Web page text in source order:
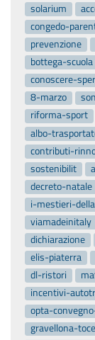
solarium
congedo-
prevenzione
bottega-scuola
conoscere-
8-marzo
riforma-sport
albo-
contributi-
sostenibilit
decreto-natale
i-mestieri-
viamadeinitaly
dichiarazione
elis-piaterra
dl-ristori
incentivi-
opta-
gravellona-toce